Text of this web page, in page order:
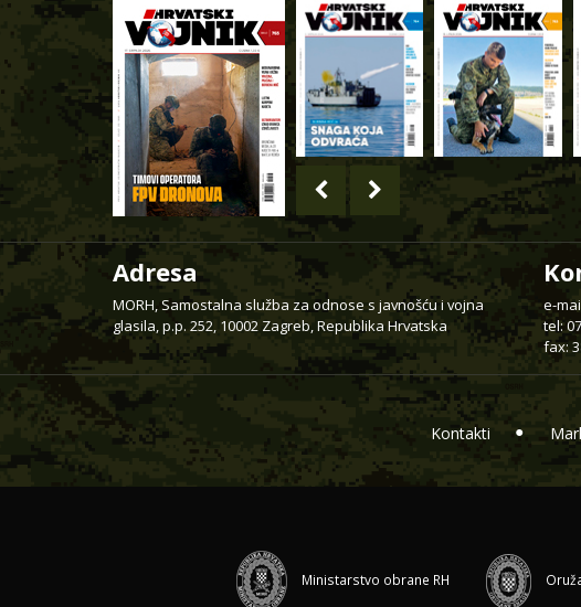
Adresa
MORH, Samostalna služba za odnose s javnošću i vojna
glasila, p.p. 252, 10002 Zagreb, Republika Hrvatska
e-
tel:
fax:
Kontakti
Ministarstvo obrane RH